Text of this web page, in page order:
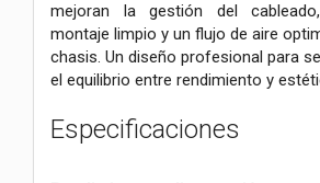
mejoran la gestión del
montaje limpio y un flujo de aire
chasis. Un diseño profesional para
el equilibrio entre rendimiento y
Especificaciones